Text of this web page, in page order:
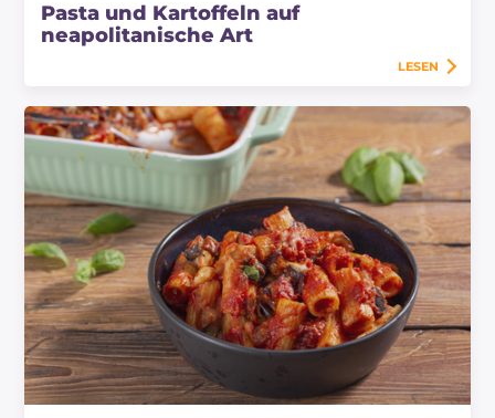
Pasta und Kartoffeln auf
neapolitanische Art
LESEN